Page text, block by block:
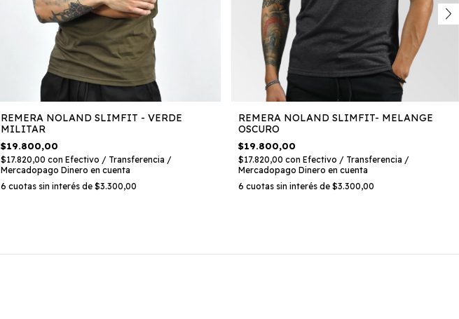
REMERA NOLAND SLIMFIT - VERDE
MILITAR
$19.800,00
$17.820,00 con Efectivo / Transferencia /
Mercadopago Dinero en cuenta
6 cuotas sin interés de $3.300,00
REMERA NOLAND SLIMFIT- MELANGE
OSCURO
$19.800,00
$17.820,00con Efectivo / Transferencia /
Mercadopago Dinero en cuenta
6 cuotas sin interés de$3.300,00